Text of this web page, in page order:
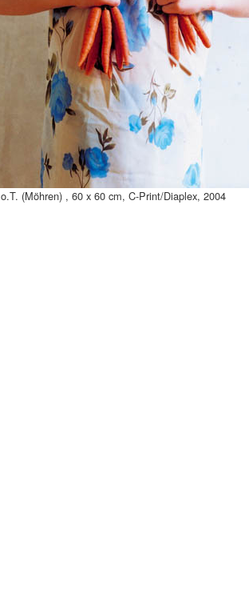
o.T. (Möhren) , 60 x 60 cm, C-Print/Diaplex, 2004